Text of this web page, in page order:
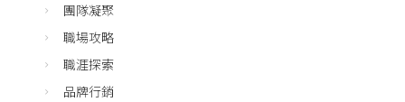
團隊凝聚
職場攻略
職涯探索
品牌行銷